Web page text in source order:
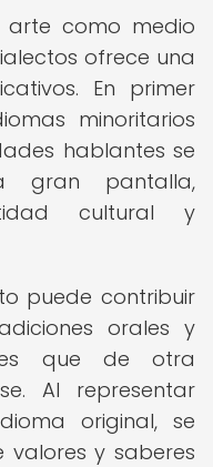
arte como medio
ofrece una
En primer
minoritarios
hablantes se
gran pantalla,
cultural y
puede contribuir
orales y
que de otra
Al representar
original, se
valores y saberes